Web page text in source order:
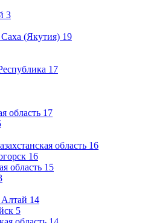
3
(Якутия) 19
17
область 17
область 16
16
область 15
14
5